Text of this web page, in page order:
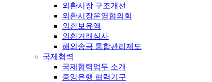
외환시장 구조개선
외환시장운영협의회
외환보유액
외환거래심사
해외송금 통합관리제도
국제협력
국제협력업무 소개
중앙은행 협력기구